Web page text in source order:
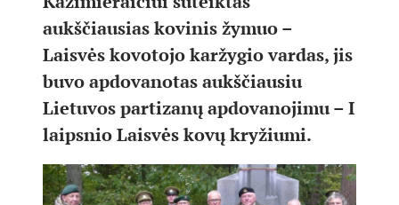
aukščiausias kovinis žymuo –
Laisvės kovotojo karžygio vardas, jis
buvo apdovanotas aukščiausiu
Lietuvos partizanų apdovanojimu – I
laipsnio Laisvės kovų kryžiumi.